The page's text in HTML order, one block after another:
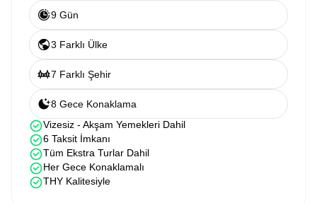
9 Gün
3 Farklı Ülke
7 Farklı Şehir
8 Gece Konaklama
Vizesiz - Akşam Yemekleri Dahil
6 Taksit İmkanı
Tüm Ekstra Turlar Dahil
Her Gece Konaklamalı
THY Kalitesiyle